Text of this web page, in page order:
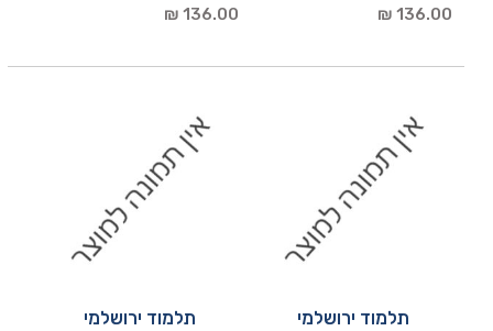
136.00 ₪
136.00 ₪
תלמוד ירושלמי
תלמוד ירושלמי